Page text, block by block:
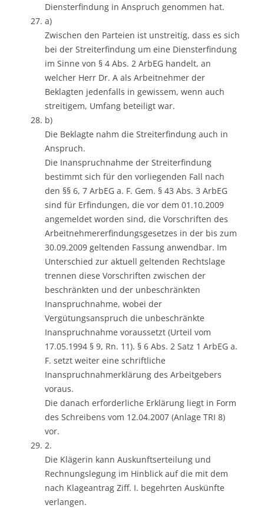
Diensterfindung in Anspruch genommen hat.
a)
Zwischen den Parteien ist unstreitig, dass es sich
bei der Streiterfindung um eine Diensterfindung
im Sinne von § 4 Abs. 2 ArbEG handelt, an
welcher Herr Dr. A als Arbeitnehmer der
Beklagten jedenfalls in gewissem, wenn auch
streitigem, Umfang beteiligt war.
b)
Die Beklagte nahm die Streiterfindung auch in
Anspruch.
Die Inanspruchnahme der Streiterfindung
bestimmt sich für den vorliegenden Fall nach
den §§ 6, 7 ArbEG a. F. Gem. § 43 Abs. 3 ArbEG
sind für Erfindungen, die vor dem 01.10.2009
angemeldet worden sind, die Vorschriften des
Arbeitnehmererfindungsgesetzes in der bis zum
30.09.2009 geltenden Fassung anwendbar. Im
Unterschied zur aktuell geltenden Rechtslage
trennen diese Vorschriften zwischen der
beschränkten und der unbeschränkten
Inanspruchnahme, wobei der
Vergütungsanspruch die unbeschränkte
Inanspruchnahme voraussetzt (Urteil vom
17.05.1994 § 9, Rn. 11). § 6 Abs. 2 Satz 1 ArbEG a.
F. setzt weiter eine schriftliche
Inanspruchnahmerklärung des Arbeitgebers
voraus.
Die danach erforderliche Erklärung liegt in Form
des Schreibens vom 12.04.2007 (Anlage TRI 8)
vor.
2.
Die Klägerin kann Auskunftserteilung und
Rechnungslegung im Hinblick auf die mit dem
nach Klageantrag Ziff. I. begehrten Auskünfte
verlangen.